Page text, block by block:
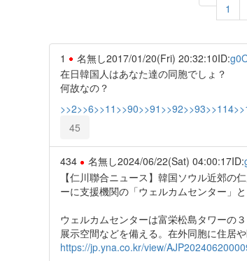
1
1
名無し2017/01/20(Fri) 20:32:10ID:
在日韓国人はあなた達の同胞でしょ？
何故なの？
>>2>>6>>11 >>90>>91 >>92>>93>>114
45
434 名無し2024/06/22(Sat) 04:00:17ID:
【仁川聯合ニュース】韓国ソウル近郊の
ーに支援機関の「ウェルカムセンター」
ウェルカムセンターは富栄松島タワーの
展示空間などを備える。在外同胞に住居
https://jp.yna.co.kr/view/